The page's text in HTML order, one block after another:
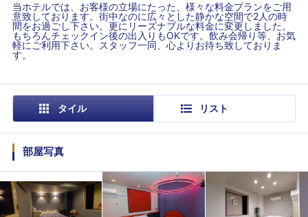
当ホテルでは、お客様の立場にたった、様々な料金プランをご用
意致しております。街中なのに広々とした静かな空間で2人の時
間をお過ごし下さい。更にリーズナブルな料金に変更しました。
もちろんチェックイン後の出入りもOKです。飲み会帰り等、お気
軽にご利用下さい。スタッフ一同、心よりお待ち致しておりま
す。
タイル リスト
部屋写真